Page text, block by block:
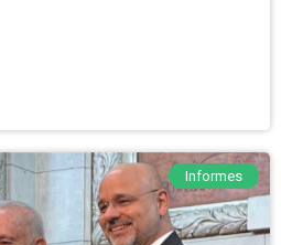
Informes